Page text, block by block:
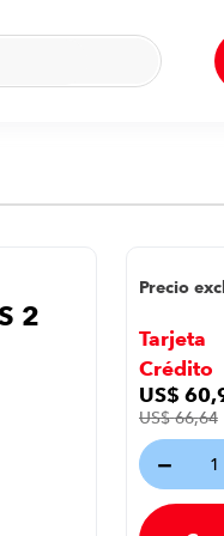
2
Precio
Tarjeta
Crédito
US$ 60,
US$ 66,64
－